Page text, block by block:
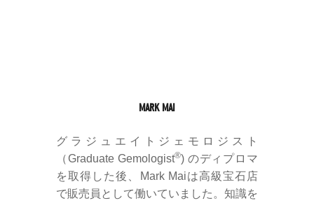
MARK MAI
グラジュエイトジェモロジスト
（Graduate Gemologist®) のディプロマ
を取得した後、Mark Maiは高級宝石店
で販売員として働いていました。知識を